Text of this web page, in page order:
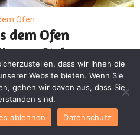
Ofen
dem Ofen
Style –
rezeptdass wir Ihnen die
Website bieten. Wenn Sie
gehen wir davon aus, dass Sie
sind.
ablehnen Datenschutz